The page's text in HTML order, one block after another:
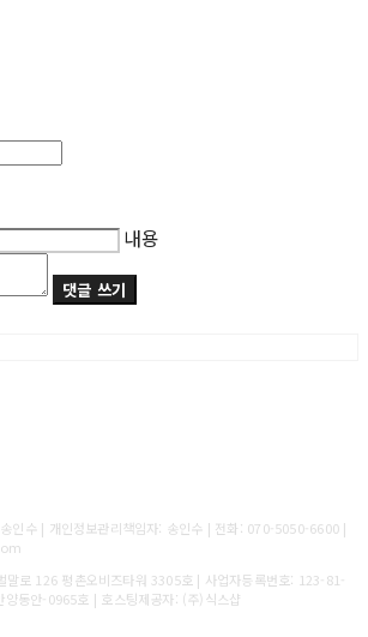
내용
댓글 쓰기
인수 | 개인정보관리책임자: 송인수 | 전화: 070-5050-6600 |
말로 126 평촌오비즈타워 3305호 | 사업자등록번호: 123-81-
양동안-0965호 | 호스팅제공자: (주)식스샵